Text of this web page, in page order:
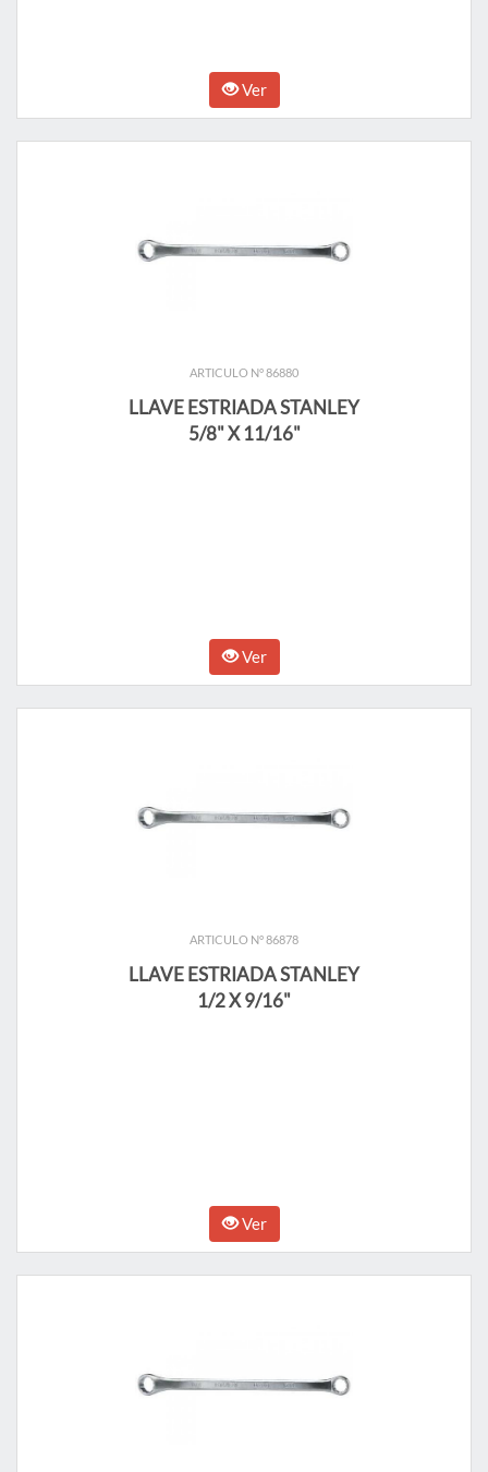
Ver
ARTICULO N° 86880
LLAVE ESTRIADA STANLEY
5/8" X 11/16"
Ver
ARTICULO N° 86878
LLAVE ESTRIADA STANLEY
1/2 X 9/16"
Ver